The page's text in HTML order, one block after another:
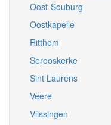
Oost-Souburg
Oostkapelle
Ritthem
Serooskerke
Sint Laurens
Veere
Vlissingen